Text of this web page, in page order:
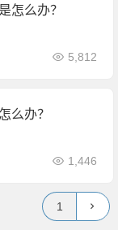
怎么办？
5,812
么办？
1,446